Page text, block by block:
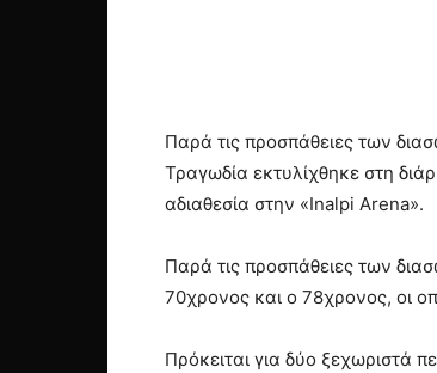
Παρά τις προσπάθειες των
Τραγωδία εκτυλίχθηκε στη
αδιαθεσία στην «Inalpi Arena».
Παρά τις προσπάθειες των
70χρονος και ο 78χρονος, οι
Πρόκειται για δύο ξεχωριστά